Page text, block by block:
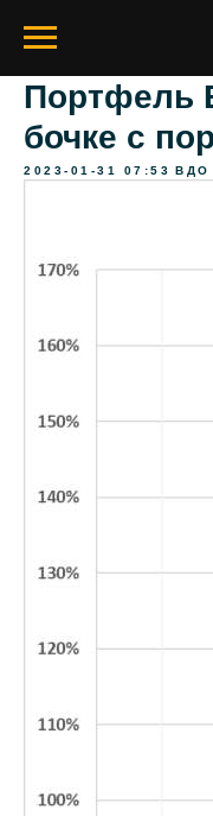
Портфель
бочке с
2023-01-31 07:53 ВДО